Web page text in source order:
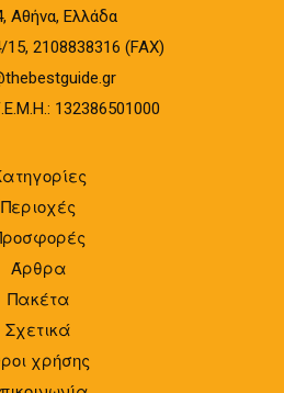
Αθήνα, Ελλάδα
2108838316 (FAX)
132386501000
Περιοχές
Άρθρα
Πακέτα
Σχετικά
χρήσης